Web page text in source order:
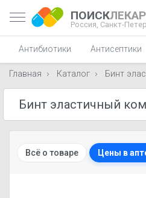
ПОИСК
Россия, Санкт-
Антибиотики Антисептики
Главная Каталог Бинт
Всё о товаре Цены в